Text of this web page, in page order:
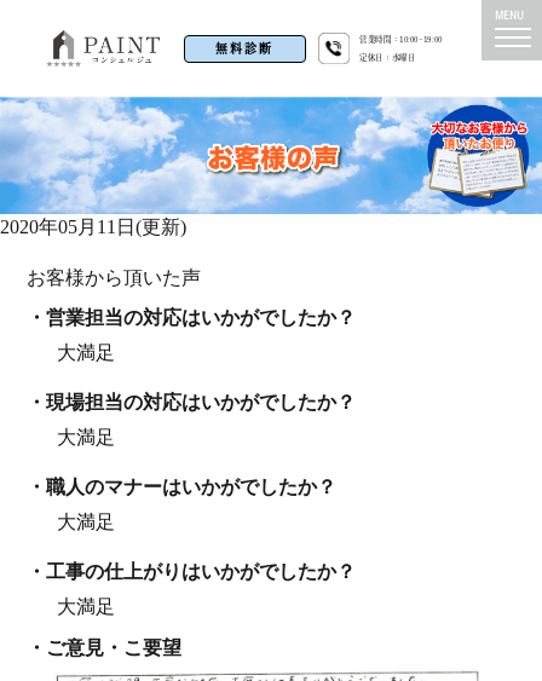
無料診断
営業時間：10:00~19:00
定休日：水曜日
2020年05月11日(更新)
お客様から頂いた声
・営業担当の対応はいかがでしたか？
大満足
・現場担当の対応はいかがでしたか？
大満足
・職⼈のマナーはいかがでしたか？
大満足
・⼯事の仕上がりはいかがでしたか？
大満足
・ご意見・こ要望